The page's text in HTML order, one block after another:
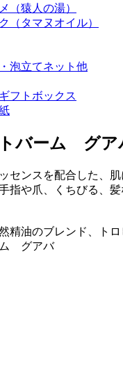
（猿人の湯）
（タマヌオイル）
泡立てネット他
フトボックス
バーム グア
センスを配合した、肌
指や爪、くちびる、髪
精油のブレンド、ト